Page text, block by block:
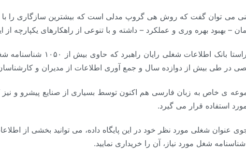
می توان گفت که روش هی گروپ مدلی است که بیشترین سازگاری را با
– بهبود بهره وری و عملکرد – داشته و با تنوعی از راهکارهای یکپارچه از
در این راستا بانک
در طی بیش از دوازده سال و جمع آوری اطلاعات از مدیران و
ی خاص به زبان فارسی هم اکنون توسط بسیاری از صنایع پیشرو و نیز
استفاده قرار می گیرد.
عنوان شغلی مورد نظر خود در این پایگاه داده، می توانید بخشی از
شغل مورد نیاز، آن را خریداری نمایید.